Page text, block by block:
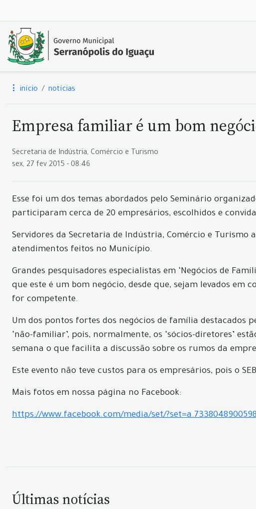
início notícias
Empresa familiar é um bom
Secretaria de Indústria, Comércio e Turismo
sex, 27 fev 2015 - 08:46
Esse foi um dos temas abordados pelo Seminário
participaram cerca de 20 empresários, escolhidos e
Servidores da Secretaria de Indústria, Comércio e
atendimentos feitos no Município.
Grandes pesquisadores especialistas em ‘Negócios de
que este é um bom negócio, desde que, sejam levados em
for competente.
Um dos pontos fortes dos negócios de família destacados
‘não-familiar’, pois, normalmente, os ‘sócios-diretores’
semana o que facilita a discussão sobre os rumos da
Este evento não teve custos para os empresários, pois o
Mais fotos em nossa página no Facebook:
https://www.facebook.com/media/set/
Últimas notícias